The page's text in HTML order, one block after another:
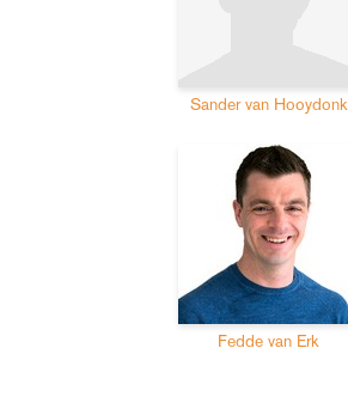
Sander van Hooydonk
Fedde van Erk